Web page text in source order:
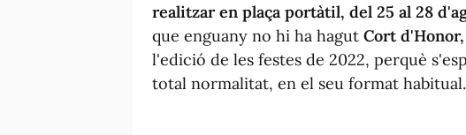
realitzar en plaça portàtil, del 25 al 28
que enguany no hi ha hagut Cort
l'edició de les festes de 2022, perquè
total normalitat, en el seu format habitual.